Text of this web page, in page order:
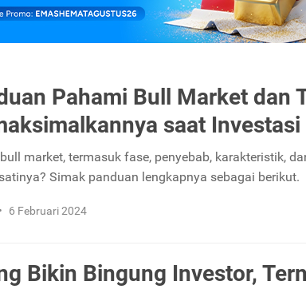
Pahami Bull Market dan
saat Investasi
market, termasuk fase, penyebab, karakteristik,
Simak panduan lengkapnya sebagai berikut.
• 6 Februari 2024
Bikin Bingung Investor,